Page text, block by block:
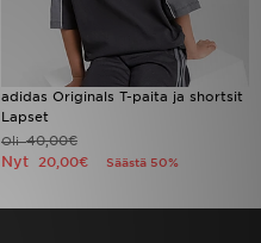
adidas Originals T-paita ja shortsit
Lapset
Oli40,00€
Nyt 20,00€ Säästä 50%